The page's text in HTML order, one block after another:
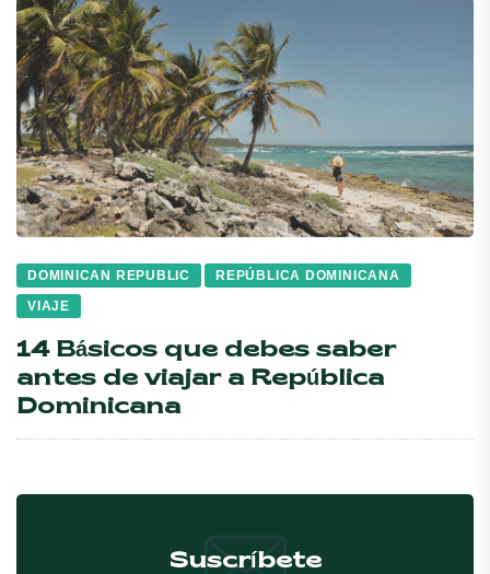
DOMINICAN REPUBLIC
REPÚBLICA DOMINICANA
VIAJE
14 Básicos que debes saber
antes de viajar a República
Dominicana
Suscríbete